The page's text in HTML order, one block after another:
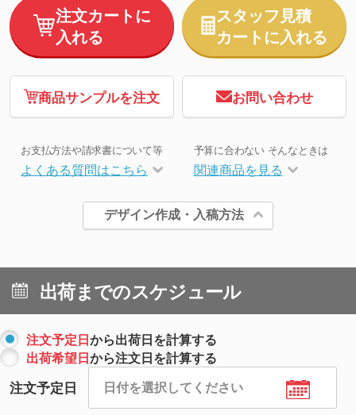
注文カートに
入れる
スタッフ見積
カートに入れる
商品サンプルを注文 お問い合わせ
お支払方法や請求書について等
よくある質問はこちら
予算に合わない そんなときは
関連商品を見る
デザイン作成・入稿方法
出荷までのスケジュール
注文予定日から出荷日を計算する
出荷希望日から注文日を計算する
注文予定日